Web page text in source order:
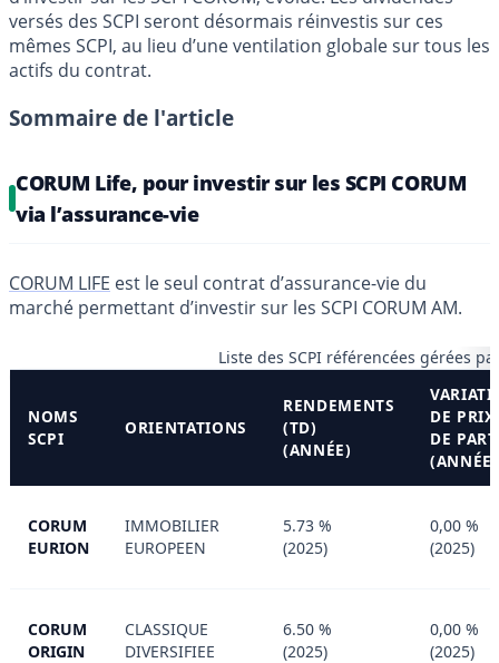
versés des SCPI seront désormais réinvestis sur ces
mêmes SCPI, au lieu d’une ventilation globale sur tous les
actifs du contrat.
Sommaire de l'article
CORUM Life, pour investir sur les SCPI CORUM
via l’assurance-vie
CORUM LIFE est le seul contrat d’assurance-vie du
marché permettant d’investir sur les SCPI CORUM AM.
Liste des SCPI référencées gérées
NOMS
SCPI
ORIENTATIONS
RENDEMENTS
(TD)
(ANNÉE)
DE PRIX
DE PART
(ANNÉE)
CORUM
EURION
IMMOBILIER
EUROPEEN
5.73 %
(2025)
0,00 %
(2025)
CORUM
ORIGIN
CLASSIQUE
DIVERSIFIEE
6.50 %
(2025)
0,00 %
(2025)